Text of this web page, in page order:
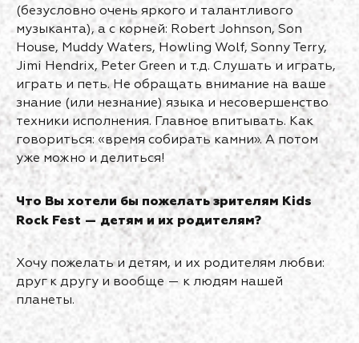
(безусловно очень яркого и талантливого
музыканта), а с корней: Robert Johnson, Son
House, Muddy Waters, Howling Wolf, Sonny Terry,
Jimi Hendrix, Peter Green и т.д. Слушать и играть,
играть и петь. Не обращать внимание на ваше
знание (или незнание) языка и несовершенство
техники исполнения. Главное впитывать. Как
говориться: «время собирать камни». А потом
уже можно и делиться!
Что Вы хотели бы пожелать зрителям Kids
Rock Fest — детям и их родителям?
Хочу пожелать и детям, и их родителям любви:
друг к другу и вообще — к людям нашей
планеты.